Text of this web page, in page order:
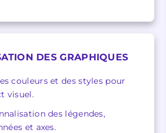
DES GRAPHIQUES
couleurs et des styles pour
visuel.
des légendes,
et axes.